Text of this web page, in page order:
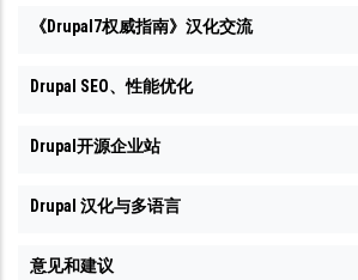
《Drupal7权威指南》汉化交流
Drupal SEO、性能优化
Drupal开源企业站
Drupal 汉化与多语言
意见和建议